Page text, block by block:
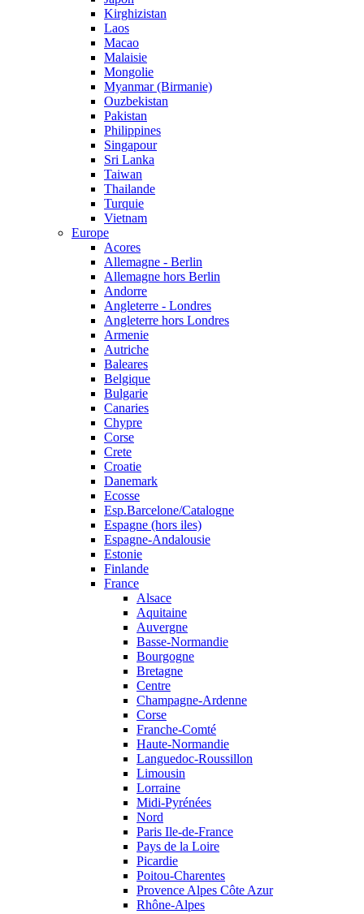
Kirghizistan
Laos
Macao
Malaisie
Mongolie
Myanmar (Birmanie)
Ouzbekistan
Pakistan
Philippines
Singapour
Sri Lanka
Taiwan
Thailande
Turquie
Vietnam
Europe
Acores
Allemagne - Berlin
Allemagne hors Berlin
Andorre
Angleterre - Londres
Angleterre hors Londres
Armenie
Autriche
Baleares
Belgique
Bulgarie
Canaries
Chypre
Corse
Crete
Croatie
Danemark
Ecosse
Esp.Barcelone/Catalogne
Espagne (hors iles)
Espagne-Andalousie
Estonie
Finlande
France
Alsace
Aquitaine
Auvergne
Basse-Normandie
Bourgogne
Bretagne
Centre
Champagne-Ardenne
Corse
Franche-Comté
Haute-Normandie
Languedoc-Roussillon
Limousin
Lorraine
Midi-Pyrénées
Nord
Paris Ile-de-France
Pays de la Loire
Picardie
Poitou-Charentes
Provence Alpes Côte Azur
Rhône-Alpes